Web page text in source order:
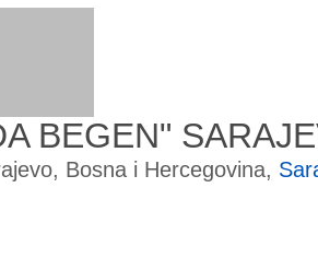
BEGEN"
Bosna i Hercegovina,